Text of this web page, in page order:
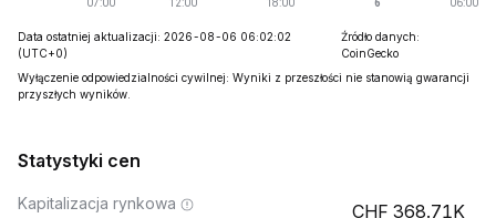
Data ostatniej aktualizacji: 2026-08-06 06:02:02
(UTC+0)
Źródło danych:
CoinGecko
Wyłączenie odpowiedzialności cywilnej: Wyniki z przeszłości nie stanowią gwarancji
przyszłych wyników.
Statystyki cen
Kapitalizacja rynkowa 368.71K